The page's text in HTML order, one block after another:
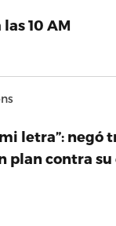
10 AM
mi letra”: negó
plan contra su